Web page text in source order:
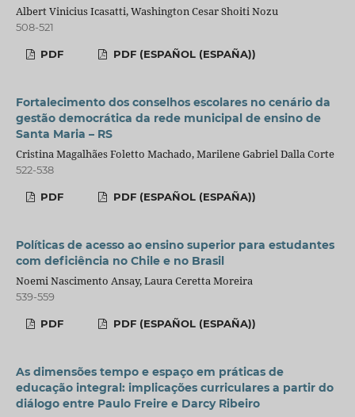
Albert Vinicius Icasatti, Washington Cesar Shoiti Nozu
508-521
PDF PDF (ESPAÑOL (ESPAÑA))
Fortalecimento dos conselhos escolares no cenário da
gestão democrática da rede municipal de ensino de
Santa Maria – RS
Cristina Magalhães Foletto Machado, Marilene Gabriel Dalla Corte
522-538
PDF PDF (ESPAÑOL (ESPAÑA))
Políticas de acesso ao ensino superior para estudantes
com deficiência no Chile e no Brasil
Noemi Nascimento Ansay, Laura Ceretta Moreira
539-559
PDF PDF (ESPAÑOL (ESPAÑA))
As dimensões tempo e espaço em práticas de
educação integral: implicações curriculares a partir do
diálogo entre Paulo Freire e Darcy Ribeiro